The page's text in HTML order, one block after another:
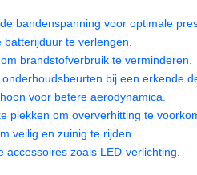
bandenspanning voor optimale
te verlengen.
brandstofverbruik te verminderen.
bij een erkende
voor betere aerodynamica.
plekken om oververhitting te
veilig en zuinig te rijden.
accessoires zoals LED-verlichting.